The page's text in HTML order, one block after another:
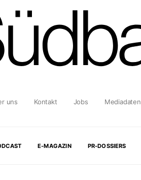
uns Kontakt Jobs Mediadaten
E-MAGAZIN PR-DOSSIERS